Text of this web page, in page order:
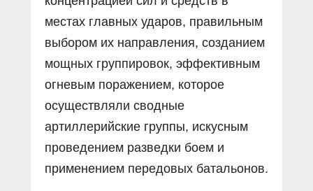
местах главных ударов, правильным
выбором их направления, созданием
мощных группировок, эффективным
огневым поражением, которое
осуществляли сводные
артиллерийские группы, искусным
проведением разведки боем и
применением передовых батальонов.